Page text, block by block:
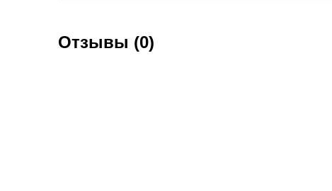
Отзывы (0)